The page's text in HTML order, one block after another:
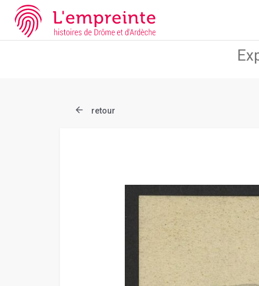
Array ( [slug] => document [ref] => B263626101_CP577 )
retour